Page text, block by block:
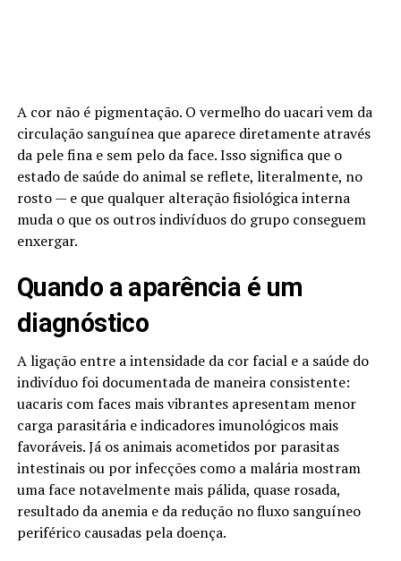
A cor não é pigmentação. O vermelho do uacari vem da
circulação sanguínea que aparece diretamente através
da pele fina e sem pelo da face. Isso significa que o
estado de saúde do animal se reflete, literalmente, no
rosto — e que qualquer alteração fisiológica interna
muda o que os outros indivíduos do grupo conseguem
enxergar.
Quando a aparência é um
diagnóstico
A ligação entre a intensidade da cor facial e a saúde do
indivíduo foi documentada de maneira consistente:
uacaris com faces mais vibrantes apresentam menor
carga parasitária e indicadores imunológicos mais
favoráveis. Já os animais acometidos por parasitas
intestinais ou por infecções como a malária mostram
uma face notavelmente mais pálida, quase rosada,
resultado da anemia e da redução no fluxo sanguíneo
periférico causadas pela doença.